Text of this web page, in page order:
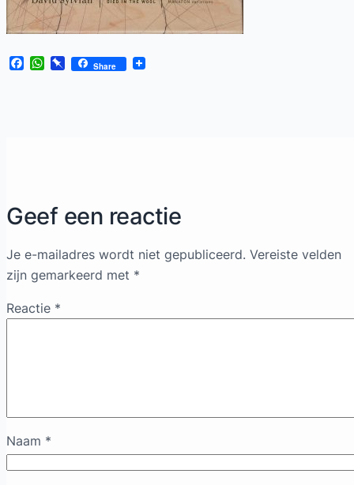
Facebook
WhatsApp
Pinboard
Share
Geef een reactie
Je e-mailadres wordt niet gepubliceerd. Vereiste velden
zijn gemarkeerd met *
Reactie *
Naam *